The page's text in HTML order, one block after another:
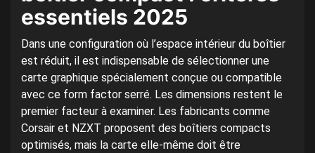
essentiels 2025
Dans une configuration où l’espace intérieur du boîtier
est réduit, il est indispensable de sélectionner une
carte graphique spécialement conçue ou compatible
avec ce form factor serré. Les dimensions restent le
premier facteur à examiner. Les fabricants comme
Corsair et NZXT proposent des boîtiers compacts
optimisés, mais la carte elle-même doit être